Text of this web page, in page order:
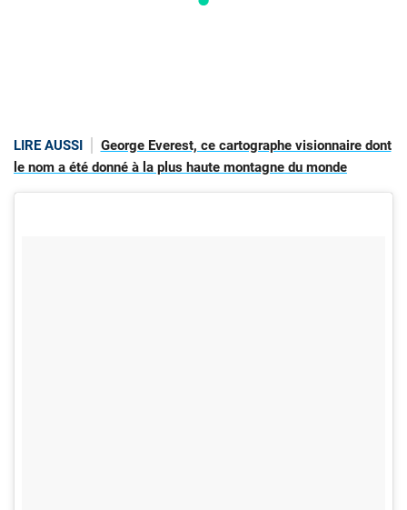
LIRE AUSSI
George Everest, ce cartographe visionnaire dont
le nom a été donné à la plus haute montagne du monde